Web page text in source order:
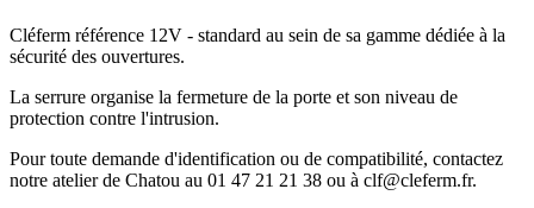
Cléferm référence 12V - standard au sein de sa gamme dédiée à la
sécurité des ouvertures.
La serrure organise la fermeture de la porte et son niveau de
protection contre l'intrusion.
Pour toute demande d'identification ou de compatibilité, contactez
notre atelier de Chatou au 01 47 21 21 38 ou à clf@cleferm.fr.